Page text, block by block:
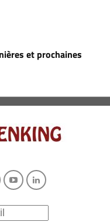
et prochaines